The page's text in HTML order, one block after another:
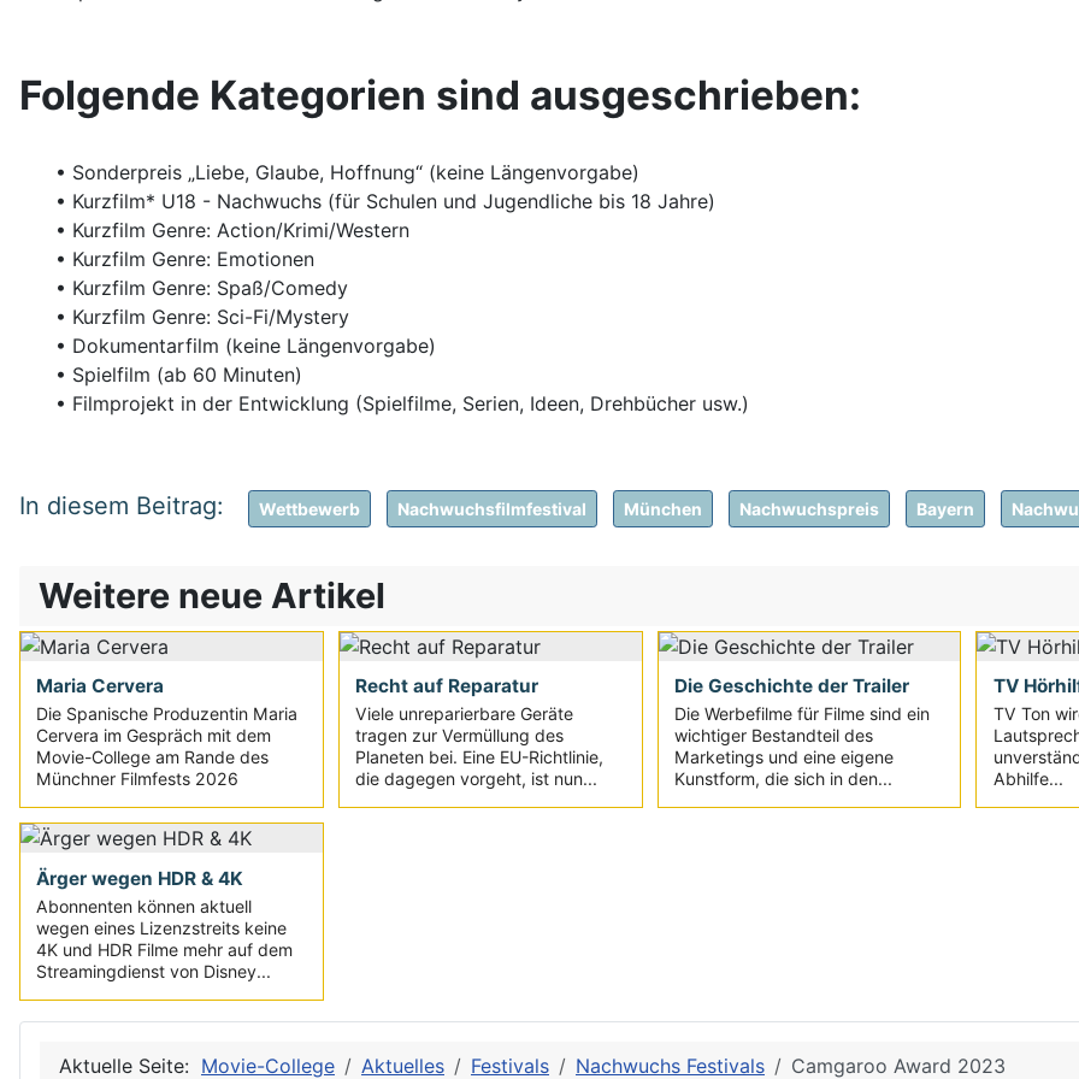
Folgende Kategorien sind ausgeschrieben:
• Sonderpreis „Liebe, Glaube, Hoffnung“ (keine Längenvorgabe)
• Kurzfilm* U18 - Nachwuchs (für Schulen und Jugendliche bis 18 Jahre)
• Kurzfilm Genre: Action/Krimi/Western
• Kurzfilm Genre: Emotionen
• Kurzfilm Genre: Spaß/Comedy
• Kurzfilm Genre: Sci-Fi/Mystery
• Dokumentarfilm (keine Längenvorgabe)
• Spielfilm (ab 60 Minuten)
• Filmprojekt in der Entwicklung (Spielfilme, Serien, Ideen, Drehbücher usw.)
Wettbewerb Nachwuchsfilmfestival München Nachwuchspreis Bayern
Weitere neue Artikel
Maria Cervera
Die Spanische Produzentin Maria
Cervera im Gespräch mit dem
Movie-College am Rande des
Münchner Filmfests 2026
Recht auf Reparatur
Viele unreparierbare Geräte
tragen zur Vermüllung des
Planeten bei. Eine EU-Richtlinie,
die dagegen vorgeht, ist nun...
Die Geschichte der Trailer
Die Werbefilme für Filme sind ein
wichtiger Bestandteil des
Marketings und eine eigene
Kunstform, die sich in den...
TV
TV Ton
Abhilfe...
Ärger wegen HDR & 4K
Abonnenten können aktuell
wegen eines Lizenzstreits keine
4K und HDR Filme mehr auf dem
Streamingdienst von Disney...
Aktuelle Seite: Movie-College Aktuelles Festivals Nachwuchs Festivals Camgaroo Award 2023